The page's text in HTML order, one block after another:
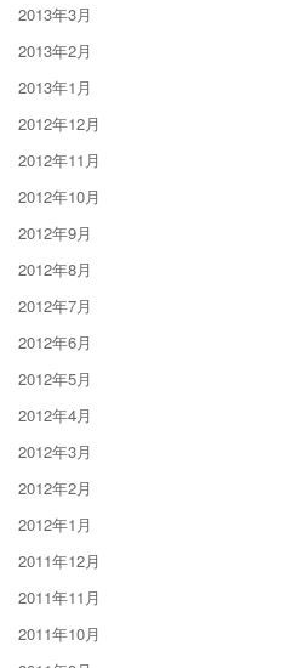
2013年3月
2013年2月
2013年1月
2012年12月
2012年11月
2012年10月
2012年9月
2012年8月
2012年7月
2012年6月
2012年5月
2012年4月
2012年3月
2012年2月
2012年1月
2011年12月
2011年11月
2011年10月